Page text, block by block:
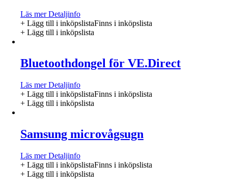
Läs merDetaljinfo
+ Lägg till i inköpslistaFinns i inköpslista
+ Lägg till i inköpslista
Bluetoothdongel för VE.Direct
Läs merDetaljinfo
+ Lägg till i inköpslistaFinns i inköpslista
+ Lägg till i inköpslista
Samsung microvågsugn
Läs merDetaljinfo
+ Lägg till i inköpslistaFinns i inköpslista
+ Lägg till i inköpslista